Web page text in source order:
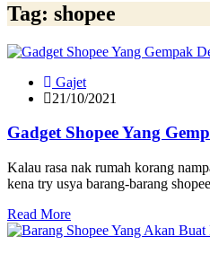
Tag: shopee
Gajet
21/10/2021
Gadget Shopee Yang
Kalau rasa nak rumah korang
kena try usya barang-barang
Read More